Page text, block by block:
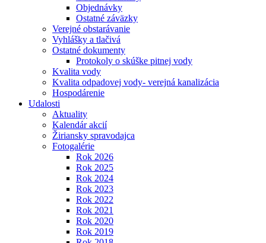
Objednávky
Ostatné záväzky
Verejné obstarávanie
Vyhlášky a tlačivá
Ostatné dokumenty
Protokoly o skúške pitnej vody
Kvalita vody
Kvalita odpadovej vody- verejná kanalizácia
Hospodárenie
Udalosti
Aktuality
Kalendár akcií
Žiriansky spravodajca
Fotogalérie
Rok 2026
Rok 2025
Rok 2024
Rok 2023
Rok 2022
Rok 2021
Rok 2020
Rok 2019